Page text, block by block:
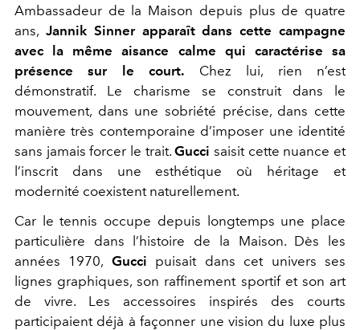
Ambassadeur de la Maison depuis plus de quatre
ans, Jannik Sinner apparaît dans cette campagne
avec la même aisance calme qui caractérise sa
présence sur le court. Chez lui, rien n’est
démonstratif. Le charisme se construit dans le
mouvement, dans une sobriété précise, dans cette
manière très contemporaine d’imposer une identité
sans jamais forcer le trait.Gucci saisit cette nuance et
l’inscrit dans une esthétique où héritage et
modernité coexistent naturellement.
Car le tennis occupe depuis longtemps une place
particulière dans l’histoire de la Maison. Dès les
années 1970, Gucci puisait dans cet univers ses
lignes graphiques, son raffinement sportif et son art
de vivre. Les accessoires inspirés des courts
participaient déjà à façonner une vision du luxe plus